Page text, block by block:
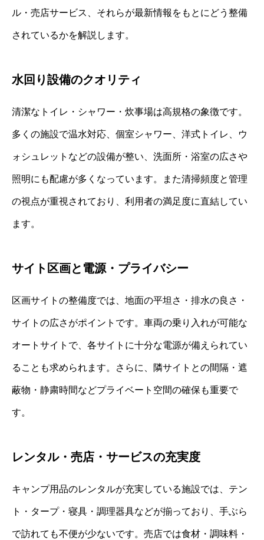
ル・売店サービス、それらが最新情報をもとにどう整備
されているかを解説します。
水回り設備のクオリティ
清潔なトイレ・シャワー・炊事場は高規格の象徴です。
多くの施設で温水対応、個室シャワー、洋式トイレ、ウ
ォシュレットなどの設備が整い、洗面所・浴室の広さや
照明にも配慮が多くなっています。また清掃頻度と管理
の視点が重視されており、利用者の満足度に直結してい
ます。
サイト区画と電源・プライバシー
区画サイトの整備度では、地面の平坦さ・排水の良さ・
サイトの広さがポイントです。車両の乗り入れが可能な
オートサイトで、各サイトに十分な電源が備えられてい
ることも求められます。さらに、隣サイトとの間隔・遮
蔽物・静粛時間などプライベート空間の確保も重要で
す。
レンタル・売店・サービスの充実度
キャンプ用品のレンタルが充実している施設では、テン
ト・タープ・寝具・調理器具などが揃っており、手ぶら
で訪れても不便が少ないです。売店では食材・調味料・